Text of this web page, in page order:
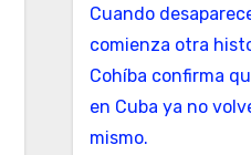
Cuando
comienza otra
Cohíba confirma
en Cuba ya no
mismo.